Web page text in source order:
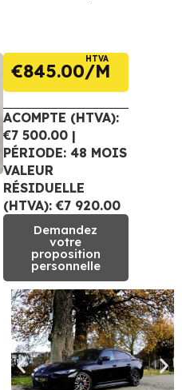
€845.00
HTVA
ACOMPTE (HTVA):
€7 500.00 |
PÉRIODE: 48 MOIS
VALEUR
RÉSIDUELLE
(HTVA): €7 920.00
Demandez
votre
proposition
personnelle